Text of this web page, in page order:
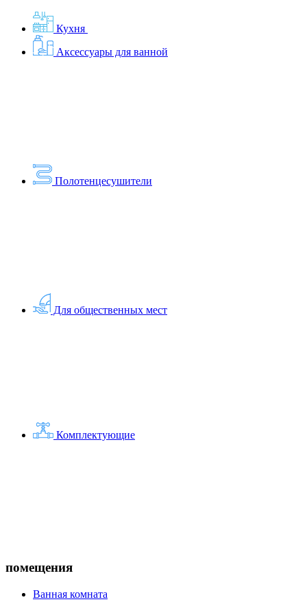
Кухня
Аксессуары для ванной
Полотенцесушители
Для общественных мест
Комплектующие
помещения
Ванная комната